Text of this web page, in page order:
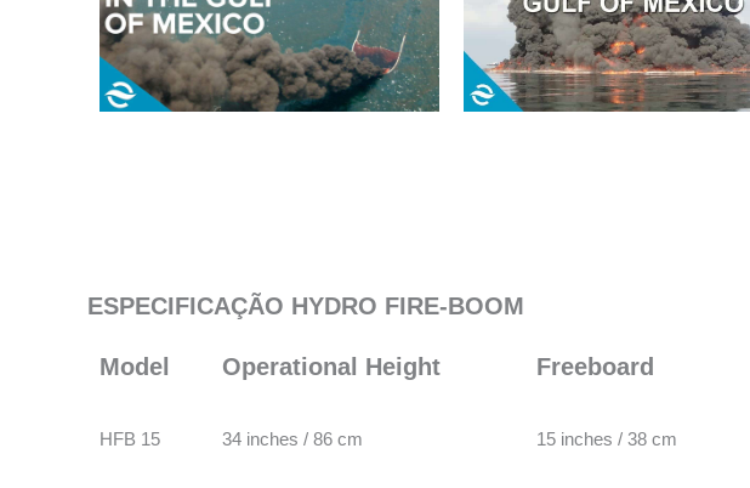
ESPECIFICAÇÃO HYDRO FIRE-BOOM
Model Operational Height Freeboard
HFB 15 34 inches / 86 cm 15 inches / 38 cm